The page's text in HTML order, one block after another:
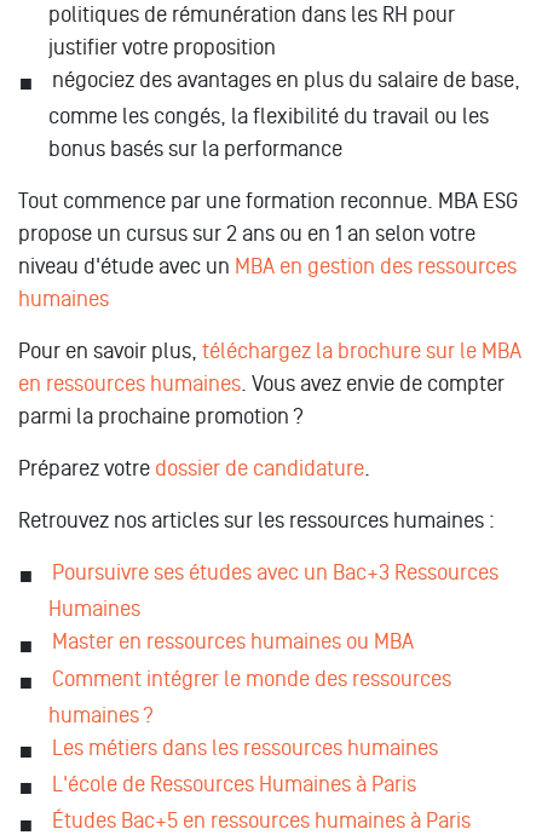
politiques de rémunération dans les RH pour
justifier votre proposition
négociez des avantages en plus du salaire de base,
comme les congés, la flexibilité du travail ou les
bonus basés sur la performance
Tout commence par une formation reconnue. MBA ESG
propose un cursus sur 2 ans ou en 1 an selon votre
niveau d'étude avec un MBA en gestion des ressources
humaines
Pour en savoir plus, téléchargez la brochure sur le MBA
en ressources humaines. Vous avez envie de compter
parmi la prochaine promotion ?
Préparez votre dossier de candidature.
Retrouvez nos articles sur les ressources humaines :
Poursuivre ses études avec un Bac+3 Ressources
Humaines
Master en ressources humaines ou MBA
Comment intégrer le monde des ressources
humaines ?
Les métiers dans les ressources humaines
L'école de Ressources Humaines à Paris
Études Bac+5 en ressources humaines à Paris